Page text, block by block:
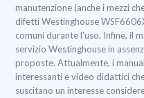
manutenzione (anche i mezzi
difetti Westinghouse
comuni durante l'uso. Infine, il
servizio Westinghouse in
proposte. Attualmente, i
interessanti e video didattici
suscitano un interesse